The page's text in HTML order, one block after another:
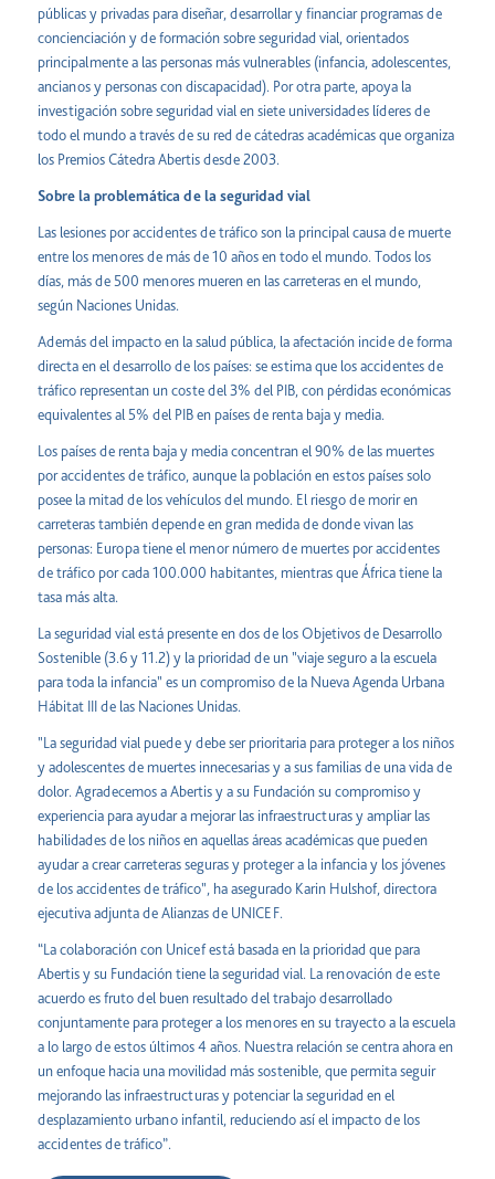
públicas y privadas para diseñar, desarrollar y financiar programas de
concienciación y de formación sobre seguridad vial, orientados
principalmente a las personas más vulnerables (infancia, adolescentes,
ancianos y personas con discapacidad). Por otra parte, apoya la
investigación sobre seguridad vial en siete universidades líderes de
todo el mundo a través de su red de cátedras académicas que organiza
los Premios Cátedra Abertis desde 2003.
Sobre la problemática de la seguridad vial
Las lesiones por accidentes de tráfico son la principal causa de muerte
entre los menores de más de 10 años en todo el mundo. Todos los
días, más de 500 menores mueren en las carreteras en el mundo,
según Naciones Unidas.
Además del impacto en la salud pública, la afectación incide de forma
directa en el desarrollo de los países: se estima que los accidentes de
tráfico representan un coste del 3% del PIB, con pérdidas económicas
equivalentes al 5% del PIB en países de renta baja y media.
Los países de renta baja y media concentran el 90% de las muertes
por accidentes de tráfico, aunque la población en estos países solo
posee la mitad de los vehículos del mundo. El riesgo de morir en
carreteras también depende en gran medida de donde vivan las
personas: Europa tiene el menor número de muertes por accidentes
de tráfico por cada 100.000 habitantes, mientras que África tiene la
tasa más alta.
La seguridad vial está presente en dos de los Objetivos de Desarrollo
Sostenible (3.6 y 11.2) y la prioridad de un "viaje seguro a la escuela
para toda la infancia" es un compromiso de la Nueva Agenda Urbana
Hábitat III de las Naciones Unidas.
"La seguridad vial puede y debe ser prioritaria para proteger a los niños
y adolescentes de muertes innecesarias y a sus familias de una vida de
dolor. Agradecemos a Abertis y a su Fundación su compromiso y
experiencia para ayudar a mejorar las infraestructuras y ampliar las
habilidades de los niños en aquellas áreas académicas que pueden
ayudar a crear carreteras seguras y proteger a la infancia y los jóvenes
de los accidentes de tráfico", ha asegurado Karin Hulshof, directora
ejecutiva adjunta de Alianzas de UNICEF.
“La colaboración con Unicef está basada en la prioridad que para
Abertis y su Fundación tiene la seguridad vial. La renovación de este
acuerdo es fruto del buen resultado del trabajo desarrollado
conjuntamente para proteger a los menores en su trayecto a la escuela
a lo largo de estos últimos 4 años. Nuestra relación se centra ahora en
un enfoque hacia una movilidad más sostenible, que permita seguir
mejorando las infraestructuras y potenciar la seguridad en el
desplazamiento urbano infantil, reduciendo así el impacto de los
accidentes de tráfico”.